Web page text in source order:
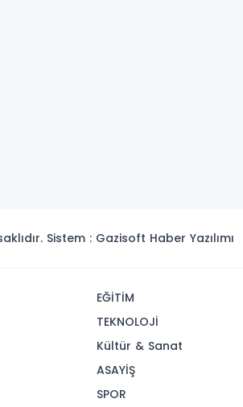
Sistem : Gazisoft Haber Yazılımı
EĞİTİM
TEKNOLOJİ
Kültür & Sanat
ASAYİŞ
SPOR